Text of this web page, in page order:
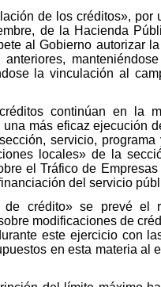
de los créditos»,
de la Hacienda
al Gobierno autorizar
la vinculación al
continúan en la
más eficaz ejecución
servicio,
locales» de la
el Tráfico de
del servicio
crédito» se prevé el
modificaciones de
este ejercicio con
en esta materia